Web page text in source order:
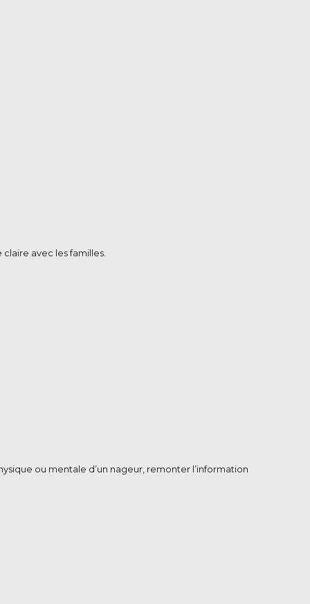
avec les familles.
ou mentale d’un nageur, remonter l’information